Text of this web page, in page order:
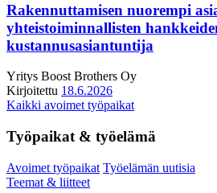
Rakennuttamisen nuorempi
yhteistoiminnallisten
kustannusasiantuntija
Yritys Boost Brothers Oy
Kirjoitettu 18.6.2026
Kaikki avoimet työpaikat
Työpaikat & työelämä
Avoimet työpaikat Työelämän uutisia
Teemat & liitteet